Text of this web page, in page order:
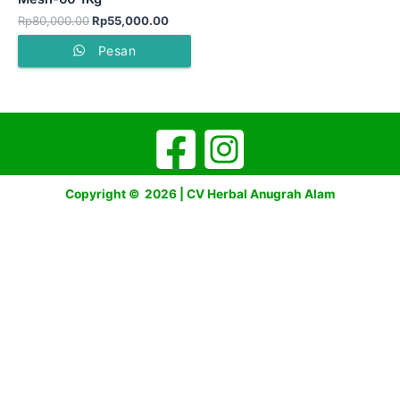
Rp80,000.00Rp55,000.00
Pesan
Copyright © 2026 | CV Herbal Anugrah Alam